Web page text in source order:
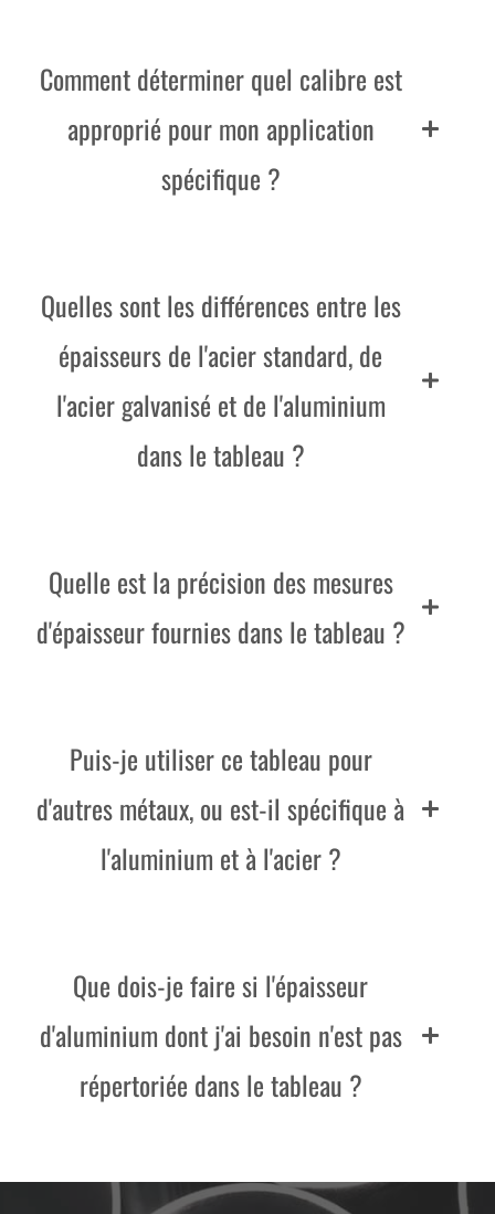
Comment déterminer quel calibre est
approprié pour mon application
spécifique ?
Quelles sont les différences entre les
épaisseurs de l'acier standard, de
l'acier galvanisé et de l'aluminium
dans le tableau ?
Quelle est la précision des mesures
d'épaisseur fournies dans le tableau ?
Puis-je utiliser ce tableau pour
d'autres métaux, ou est-il spécifique à
l'aluminium et à l'acier ?
Que dois-je faire si l'épaisseur
d'aluminium dont j'ai besoin n'est pas
répertoriée dans le tableau ?